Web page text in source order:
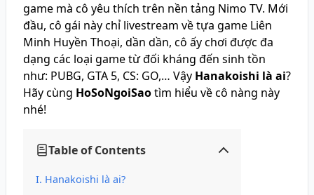
game mà cô yêu thích trên nền tảng Nimo TV. Mới
đầu, cô gái này chỉ livestream về tựa game Liên
Minh Huyền Thoại, dần dần, cô ấy chơi được đa
dạng các loại game từ đối kháng đến sinh tồn
như: PUBG, GTA 5, CS: GO,… Vậy Hanakoishi là ai?
Hãy cùng HoSoNgoiSaotìm hiểu về cô nàng này
nhé!
Table of Contents
Hanakoishi là ai?